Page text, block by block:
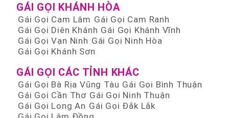
GÁI GỌI KHÁNH HÒA
Gái Gọi Cam Lâm Gái Gọi Cam Ranh
Gái Gọi Diên Khánh Gái Gọi Khánh Vĩnh
Gái Gọi Vạn Ninh Gái Gọi Ninh Hòa
Gái Gọi Khánh Sơn
GÁI GỌI CÁC TỈNH KHÁC
Gái Gọi Bà Rịa Vũng Tàu Gái Gọi Bình Thuận
Gái Gọi Cần Thơ Gái Gọi Ninh Thuận
Gái Gọi Long An Gái Gọi Đắk Lắk